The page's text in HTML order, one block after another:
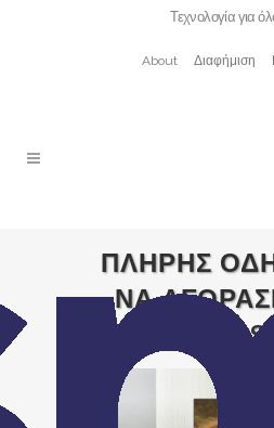
Τεχνολογία για
About Διαφήμιση
ΠΛΗΡΗΣ
ΝΑ
ΙΔΑΝΙΚΟ LG